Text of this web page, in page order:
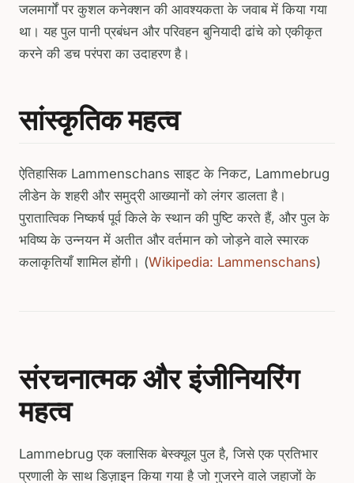
जलमार्गों पर कुशल कनेक्शन की आवश्यकता के जवाब में किया गया
था। यह पुल पानी प्रबंधन और परिवहन बुनियादी ढांचे को एकीकृत
करने की डच परंपरा का उदाहरण है।
सांस्कृतिक महत्व
ऐतिहासिक Lammenschans साइट के निकट, Lammebrug
लीडेन के शहरी और समुद्री आख्यानों को लंगर डालता है।
पुरातात्विक निष्कर्ष पूर्व किले के स्थान की पुष्टि करते हैं, और पुल के
भविष्य के उन्नयन में अतीत और वर्तमान को जोड़ने वाले स्मारक
कलाकृतियाँ शामिल होंगी। (Wikipedia: Lammenschans)
संरचनात्मक और इंजीनियरिंग
महत्व
Lammebrug एक क्लासिक बेस्क्यूल पुल है, जिसे एक प्रतिभार
प्रणाली के साथ डिज़ाइन किया गया है जो गुजरने वाले जहाजों के